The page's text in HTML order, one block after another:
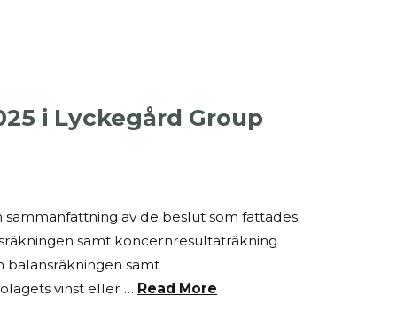
i Lyckegård Group
sammanfattning av de beslut som fattades.
samt koncernresultaträkning
balansräkningen samt
vinst eller … Read More